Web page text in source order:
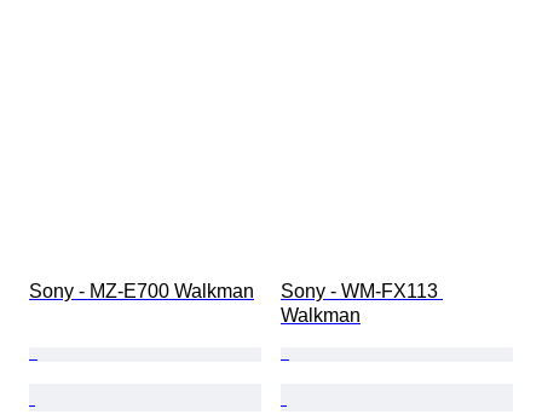
Sony - MZ-E700 Walkman
Sony - WM-FX113
Walkman